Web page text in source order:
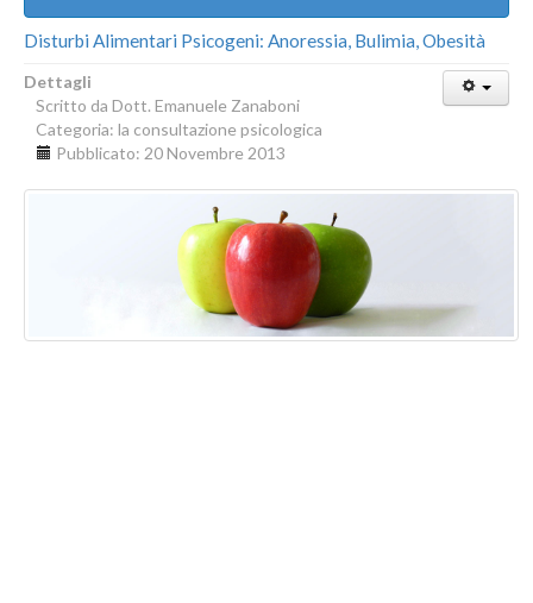
Disturbi Alimentari Psicogeni: Anoressia, Bulimia, Obesità
Dettagli
Scritto da Dott. Emanuele Zanaboni
Categoria: la consultazione psicologica
Pubblicato: 20 Novembre 2013